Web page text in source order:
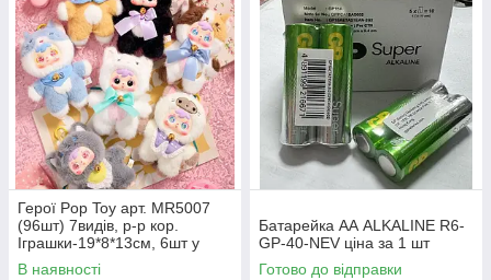
Герої Pop Toy арт. MR5007
(96шт) 7видів, р-р кор.
Іграшки-19*8*13см, 6шт у
дисплей боксі 40*17*33см
В наявності
Батарейка АА ALKALINE R6-
GP-40-NEV ціна за 1 шт
Готово до відправки